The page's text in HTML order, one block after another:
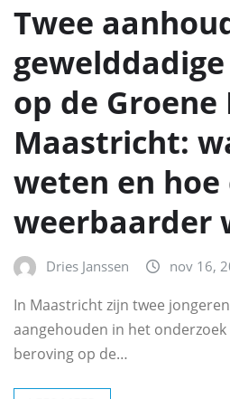
Twee
op de Groene
Maastricht:
weten en hoe
weerbaarder
Dries Janssen nov 16,
In Maastricht zijn twee
aangehouden in het
beroving op de…